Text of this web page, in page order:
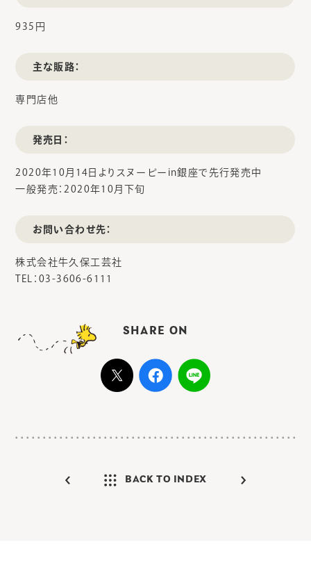
935円
主な販路：
専門店他
発売日：
2020年10月14日よりスヌーピーin銀座で先行発売中
一般発売：2020年10月下旬
お問い合わせ先：
株式会社牛久保工芸社
TEL：03-3606-6111
SHARE ON
BACK TO INDEX